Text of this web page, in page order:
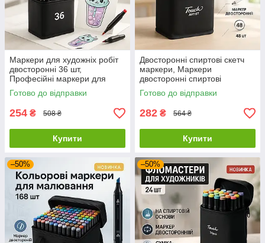
Маркери для художніх робіт
двосторонні 36 шт,
Професійні маркери для
скетчингу дизайнерів IB-73
Готово до відправки
254 ₴ 508 ₴
Купити
Двосторонні спиртові скетч
маркери, Маркери
двосторонні спиртові
Професійні для скетчингу
GW-89
Готово до відправки
282 ₴ 564 ₴
Купити
–50% –50%